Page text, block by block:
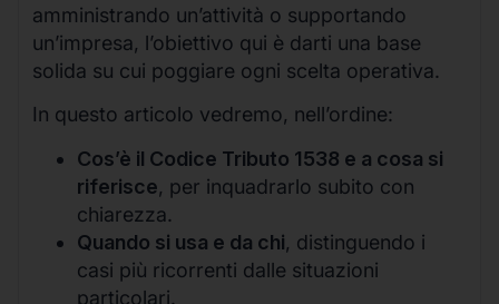
amministrando un’attività o supportando
un’impresa, l’obiettivo qui è darti una base
solida su cui poggiare ogni scelta operativa.
In questo articolo vedremo, nell’ordine:
Cos’è il Codice Tributo 1538 e a cosa si
riferisce, per inquadrarlo subito con
chiarezza.
Quando si usa e da chi, distinguendo i
casi più ricorrenti dalle situazioni
particolari.